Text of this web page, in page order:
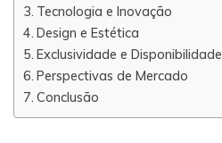
Tecnologia e Inovação
Design e Estética
Exclusividade e Disponibilidade
Perspectivas de Mercado
Conclusão